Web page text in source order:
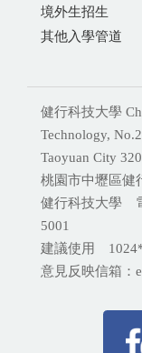
境外生招生
其他入學管道
健行科技大學
Technology,
Taoyuan City
桃園市中壢區健
健行科技大學
5001
建議使用
意見反映信箱：